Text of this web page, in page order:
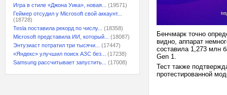
Игра в стиле «Джона Уика», новая...
(19571)
Геймер отсудил у Microsoft свой аккаунт...
(18728)
Tesla поставила рекорд по числу...
(18358)
Microsoft представила ИИ, который...
(18087)
Энтузиаст потратил три тысячи...
(17447)
«Яндекс» улучшил поиск АЗС без...
(17238)
Samsung рассчитывает запустить...
(17008)
Бенчмарк точно
видно, аппарат
составила 1,273 млн
Gen 1.
Тест также
протестированной